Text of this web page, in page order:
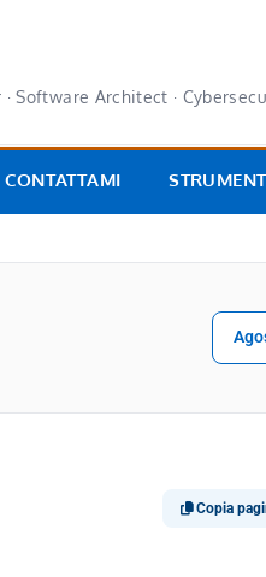
Software Architect ·
CONTATTAMI
Copia